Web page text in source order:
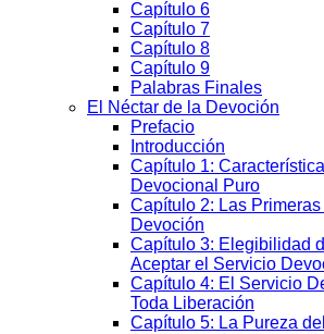
Capítulo 6
Capítulo 7
Capítulo 8
Capítulo 9
Palabras Finales
El Néctar de la Devoción
Prefacio
Introducción
Capítulo 1:
Devocional Puro
Capítulo 2: Las
Devoción
Capítulo 3: Elegibilidad
Aceptar el Servicio
Capítulo 4: El Servicio
Toda Liberación
Capítulo 5: La Pureza